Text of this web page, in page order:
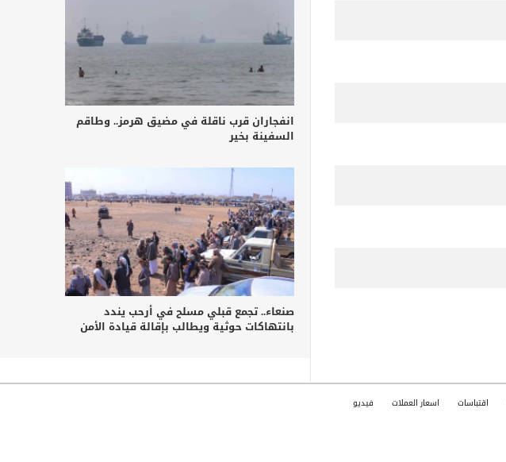
انفجاران قرب ناقلة في مضيق هرمز.. وطاقم
السفينة بخير
صنعاء.. تجمع قبلي مسلح في أرحب يندد
بانتهاكات حوثية ويطالب بإقالة قيادة الأمن
اقتباسات اسعار العملات فيديو